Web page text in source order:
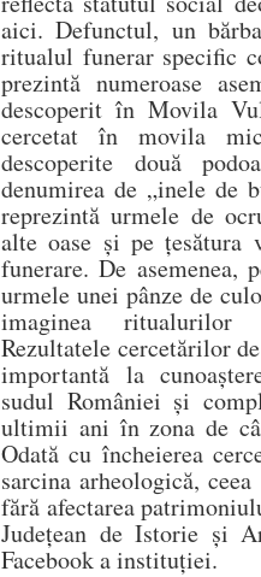
aici. Defunctul, un
ritualul funerar specific
prezintă numeroase
descoperit în Movila
cercetat în movila
descoperite două
denumirea de „inele de
reprezintă urmele de
alte oase și pe țesătura
funerare. De asemenea,
urmele unei pânze de
imaginea ritualurilor
Rezultatele cercetărilor
importantă la
sudul României și
ultimii ani în zona de
Odată cu încheierea
sarcina arheologică,
fără afectarea
Județean de Istorie și
Facebook a instituției.